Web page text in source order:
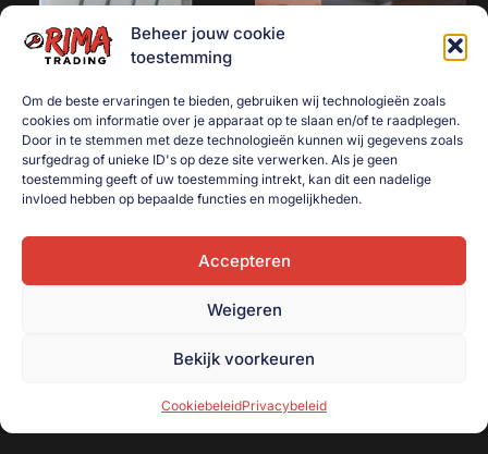
Beheer jouw cookie
toestemming
Om de beste ervaringen te bieden, gebruiken wij technologieën zoals
cookies om informatie over je apparaat op te slaan en/of te raadplegen.
Door in te stemmen met deze technologieën kunnen wij gegevens zoals
surfgedrag of unieke ID's op deze site verwerken. Als je geen
toestemming geeft of uw toestemming intrekt, kan dit een nadelige
invloed hebben op bepaalde functies en mogelijkheden.
Accepteren
Weigeren
Bekijk voorkeuren
CookiebeleidPrivacybeleid
Popnagel / blindklinknagel
set 320-delig
Blaaspistool / luchtpistool
lang
Toevoegen aan